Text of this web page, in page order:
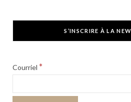
e w
S’INSCRIRE À LA
Courriel *